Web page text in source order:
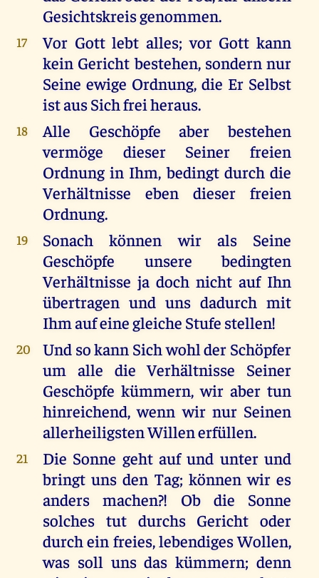
Gesichtskreis genommen.
17
Vor Gott lebt alles; vor Gott kann
kein Gericht bestehen, sondern nur
Seine ewige Ordnung, die Er Selbst
ist aus Sich frei heraus.
18
Alle Geschöpfe aber bestehen
vermöge dieser Seiner freien
Ordnung in Ihm, bedingt durch die
Verhältnisse eben dieser freien
Ordnung.
19
Sonach können wir als Seine
Geschöpfe unsere bedingten
Verhältnisse ja doch nicht auf Ihn
übertragen und uns dadurch mit
Ihm auf eine gleiche Stufe stellen!
20
Und so kann Sich wohl der Schöpfer
um alle die Verhältnisse Seiner
Geschöpfe kümmern, wir aber tun
hinreichend, wenn wir nur Seinen
allerheiligsten Willen erfüllen.
21
Die Sonne geht auf und unter und
bringt uns den Tag; können wir es
anders machen?! Ob die Sonne
solches tut durchs Gericht oder
durch ein freies, lebendiges Wollen,
was soll uns das kümmern; denn